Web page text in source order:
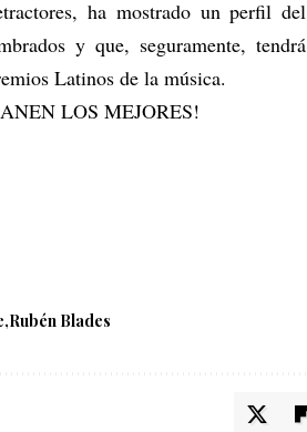
ha mostrado un perfil del
y que, seguramente, tendrá
Latinos de la música.
LOS MEJORES!
Rubén Blades